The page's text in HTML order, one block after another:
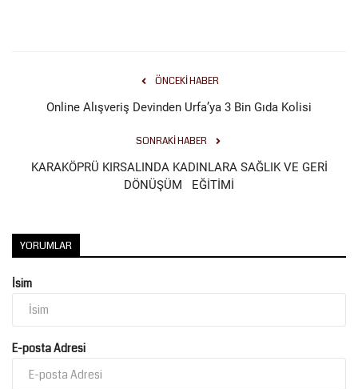
ÖNCEKI HABER
Online Alışveriş Devinden Urfa’ya 3 Bin Gıda Kolisi
SONRAKI HABER
KARAKÖPRÜ KIRSALINDA KADINLARA SAĞLIK VE GERİ
DÖNÜŞÜM EĞİTİMİ
YORUMLAR
İsim
E-posta Adresi